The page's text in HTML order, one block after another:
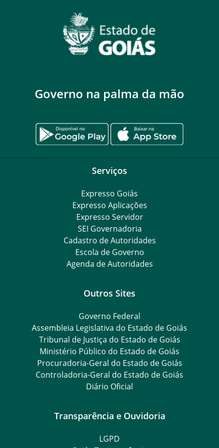
Governo na palma da mão
Serviços
Expresso Goiás
Expresso Aplicações
Expresso Servidor
SEI Governadoria
Cadastro de Autoridades
Escola de Governo
Agenda de Autoridades
Outros Sites
Governo Federal
Assembleia Legislativa do Estado de Goiás
Tribunal de Justiça do Estado de Goiás
Ministério Público do Estado de Goiás
Procuradoria-Geral do Estado de Goiás
Controladoria-Geral do Estado de Goiás
Diário Oficial
Transparência e Ouvidoria
LGPD